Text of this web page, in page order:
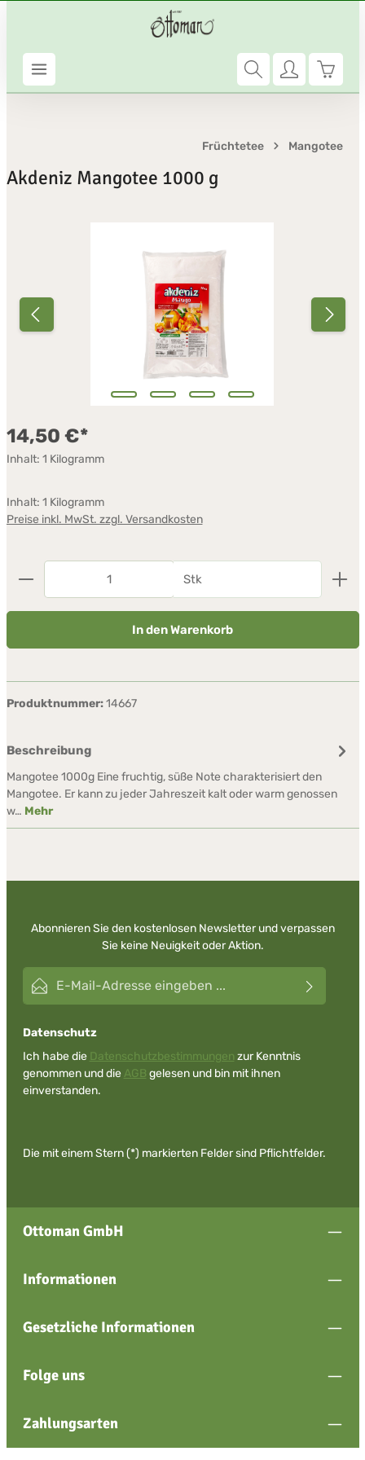
Zum Hauptinhalt springen
Früchtetee Mangotee
Akdeniz Mangotee 1000 g
14,50 €*
Inhalt: 1 Kilogramm
Inhalt: 1 Kilogramm
Preise inkl. MwSt. zzgl. Versandkosten
Produkt Anzahl: Gib den gewünschten Wert ein
Stk
In den Warenkorb
Produktnummer:14667
Beschreibung
Mangotee 1000g Eine fruchtig, süße Note charakterisiert den
Mangotee. Er kann zu jeder Jahreszeit kalt oder warm genossen
w… Mehr
Abonnieren Sie den kostenlosen Newsletter und verpassen
Sie keine Neuigkeit oder Aktion.
E-Mail-Adresse*
Datenschutz
Ich habe die Datenschutzbestimmungen zur Kenntnis
genommen und die AGB gelesen und bin mit ihnen
einverstanden.
Die mit einem Stern (*) markierten Felder sind Pflichtfelder.
Ottoman GmbH
Informationen
Gesetzliche Informationen
Folge uns
Zahlungsarten